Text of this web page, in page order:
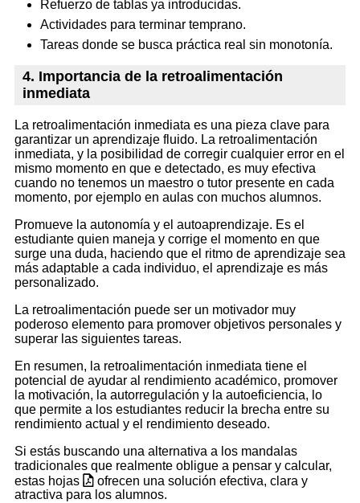
Refuerzo de tablas ya introducidas.
Actividades para terminar temprano.
Tareas donde se busca práctica real sin monotonía.
4. Importancia de la retroalimentación
inmediata
La retroalimentación inmediata es una pieza clave para
garantizar un aprendizaje fluido. La retroalimentación
inmediata, y la posibilidad de corregir cualquier error en el
mismo momento en que e detectado, es muy efectiva
cuando no tenemos un maestro o tutor presente en cada
momento, por ejemplo en aulas con muchos alumnos.
Promueve la autonomía y el autoaprendizaje. Es el
estudiante quien maneja y corrige el momento en que
surge una duda, haciendo que el ritmo de aprendizaje sea
más adaptable a cada individuo, el aprendizaje es más
personalizado.
La retroalimentación puede ser un motivador muy
poderoso elemento para promover objetivos personales y
superar las siguientes tareas.
En resumen, la retroalimentación inmediata tiene el
potencial de ayudar al rendimiento académico, promover
la motivación, la autorregulación y la autoeficiencia, lo
que permite a los estudiantes reducir la brecha entre su
rendimiento actual y el rendimiento deseado.
Si estás buscando una alternativa a los mandalas
tradicionales que realmente obligue a pensar y calcular,
estas hojas
ofrecen una solución efectiva, clara y
atractiva para los alumnos.